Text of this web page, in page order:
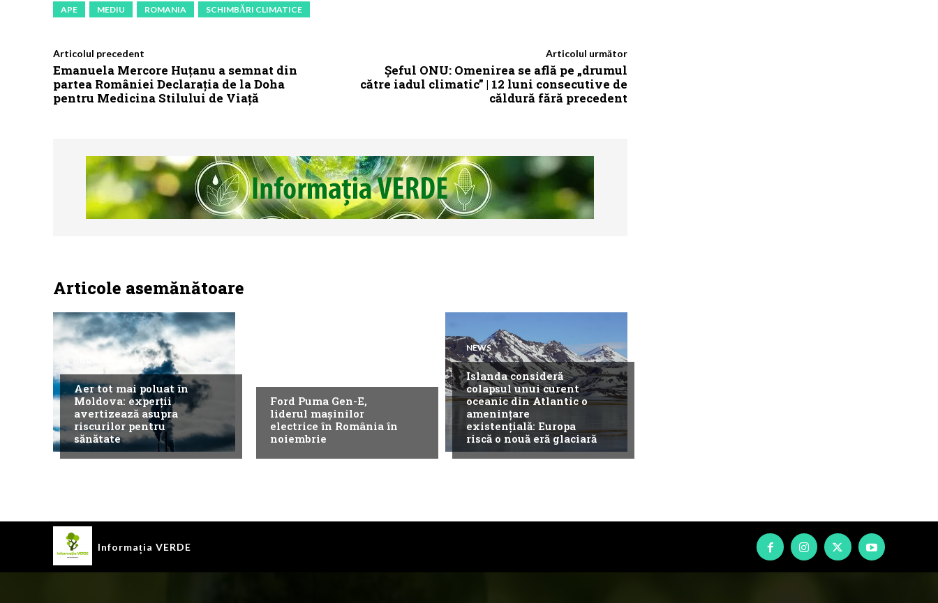
APE MEDIU ROMANIA SCHIMBĂRI CLIMATICE
Articolul precedent
Emanuela Mercore Huțanu a semnat din
partea României Declarația de la Doha
pentru Medicina Stilului de Viață
Articolul următor
Șeful ONU: Omenirea se află pe „drumul
către iadul climatic” | 12 luni consecutive de
căldură fără precedent
Articole asemănătoare
Aer tot mai poluat în
Moldova: experții
avertizează asupra
riscurilor pentru
sănătate
Ford Puma Gen-E,
liderul mașinilor
electrice în România în
noiembrie
NEWS
Islanda consideră
colapsul unui curent
oceanic din Atlantic o
amenințare
existențială: Europa
riscă o nouă eră glaciară
Informația VERDE